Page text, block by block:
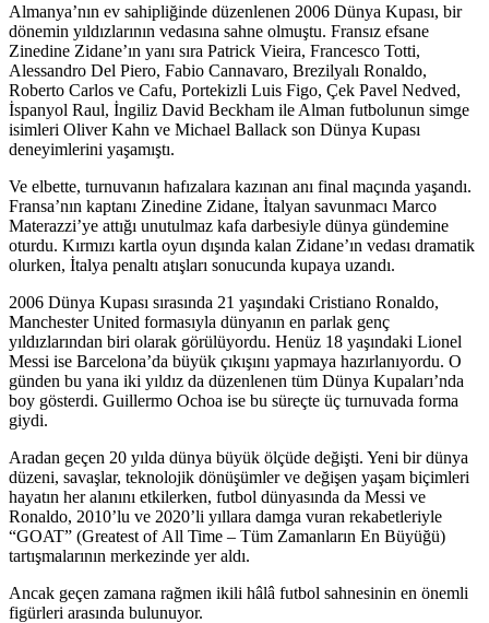
Almanya’nın ev sahipliğinde düzenlenen 2006 Dünya Kupası, bir
dönemin yıldızlarının vedasına sahne olmuştu. Fransız efsane
Zinedine Zidane’ın yanı sıra Patrick Vieira, Francesco Totti,
Alessandro Del Piero, Fabio Cannavaro, Brezilyalı Ronaldo,
Roberto Carlos ve Cafu, Portekizli Luis Figo, Çek Pavel Nedved,
İspanyol Raul, İngiliz David Beckham ile Alman futbolunun simge
isimleri Oliver Kahn ve Michael Ballack son Dünya Kupası
deneyimlerini yaşamıştı.
Ve elbette, turnuvanın hafızalara kazınan anı final maçında yaşandı.
Fransa’nın kaptanı Zinedine Zidane, İtalyan savunmacı Marco
Materazzi’ye attığı unutulmaz kafa darbesiyle dünya gündemine
oturdu. Kırmızı kartla oyun dışında kalan Zidane’ın vedası dramatik
olurken, İtalya penaltı atışları sonucunda kupaya uzandı.
2006 Dünya Kupası sırasında 21 yaşındaki Cristiano Ronaldo,
Manchester United formasıyla dünyanın en parlak genç
yıldızlarından biri olarak görülüyordu. Henüz 18 yaşındaki Lionel
Messi ise Barcelona’da büyük çıkışını yapmaya hazırlanıyordu. O
günden bu yana iki yıldız da düzenlenen tüm Dünya Kupaları’nda
boy gösterdi. Guillermo Ochoa ise bu süreçte üç turnuvada forma
giydi.
Aradan geçen 20 yılda dünya büyük ölçüde değişti. Yeni bir dünya
düzeni, savaşlar, teknolojik dönüşümler ve değişen yaşam biçimleri
hayatın her alanını etkilerken, futbol dünyasında da Messi ve
Ronaldo, 2010’lu ve 2020’li yıllara damga vuran rekabetleriyle
“GOAT” (Greatest of All Time – Tüm Zamanların En Büyüğü)
tartışmalarının merkezinde yer aldı.
Ancak geçen zamana rağmen ikili hâlâ futbol sahnesinin en önemli
figürleri arasında bulunuyor.